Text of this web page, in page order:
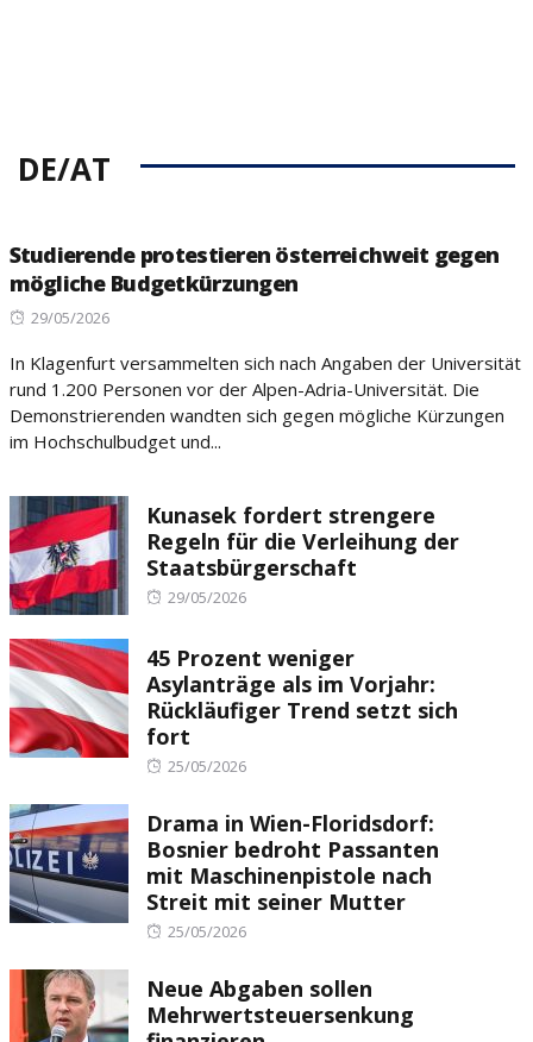
DE/AT
Studierende protestieren österreichweit gegen
mögliche Budgetkürzungen
Posted
29/05/2026
In Klagenfurt versammelten sich nach Angaben der Universität
rund 1.200 Personen vor der Alpen-Adria-Universität. Die
Demonstrierenden wandten sich gegen mögliche Kürzungen
im Hochschulbudget und...
Kunasek fordert strengere
Regeln für die Verleihung der
Staatsbürgerschaft
Posted
29/05/2026
45 Prozent weniger
Asylanträge als im Vorjahr:
Rückläufiger Trend setzt sich
fort
Posted
25/05/2026
Drama in Wien-Floridsdorf:
Bosnier bedroht Passanten
mit Maschinenpistole nach
Streit mit seiner Mutter
Posted
25/05/2026
Neue Abgaben sollen
Mehrwertsteuersenkung